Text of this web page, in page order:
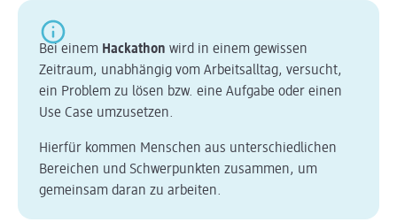
Bei einem Hackathon wird in einem gewissen
Zeitraum, unabhängig vom Arbeitsalltag, versucht,
ein Problem zu lösen bzw. eine Aufgabe oder einen
Use Case umzusetzen.
Hierfür kommen Menschen aus unterschiedlichen
Bereichen und Schwerpunkten zusammen, um
gemeinsam daran zu arbeiten.